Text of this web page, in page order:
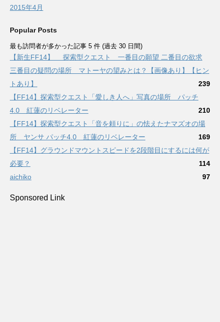
2015年4月
Popular Posts
最も訪問者が多かった記事 5 件 (過去 30 日間)
【新生FF14】 探索型クエスト 一番目の願望 二番目の欲求
三番目の疑問の場所 マトーヤの望みとは？【画像あり】【ヒン
トあり】
239
【FF14】探索型クエスト「愛しき人へ」写真の場所 パッチ
4.0 紅蓮のリベレーター
210
【FF14】探索型クエスト「音を頼りに」の怯えたナマズオの場
所 ヤンサ パッチ4.0 紅蓮のリベレーター
169
【FF14】グラウンドマウントスピードを2段階目にするには何が
必要？
114
aichiko
97
Sponsored Link